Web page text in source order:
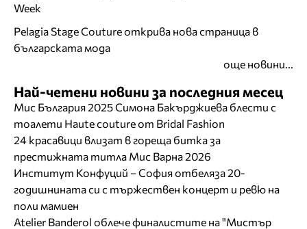
Week
Pelagia Stage Couture открива нова страница в
българската мода
още новини...
Най-четени новини за последния месец
Мис България 2025 Симона Бакърджиева блести с
тоалети Haute couture от Bridal Fashion
24 красавици влизат в гореща битка за
престижната титла Мис Варна 2026
Институт Конфуций – София отбеляза 20-
годишнината си с тържествен концерт и ревю на
поли мамиен
Atelier Banderol облече финалистите на "Мистър